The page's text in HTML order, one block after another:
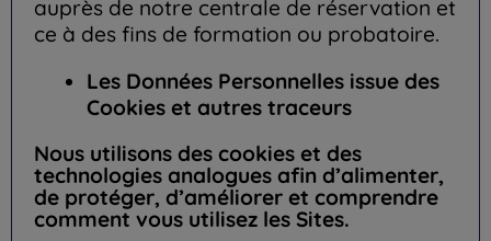
auprès de notre centrale de réservation et
ce à des fins de formation ou probatoire.
Les Données Personnelles issue des
Cookies et autres traceurs
Nous utilisons des cookies et des
technologies analogues afin d’alimenter,
de protéger, d’améliorer et comprendre
comment vous utilisez les Sites.